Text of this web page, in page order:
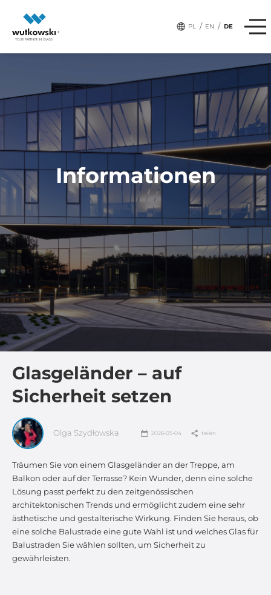
PL / EN / DE
Informationen
Glasgeländer – auf
Sicherheit setzen
Olga Szydłowska 2026-05-04 teilen
Träumen Sie von einem Glasgeländer an der Treppe, am
Balkon oder auf der Terrasse? Kein Wunder, denn eine solche
Lösung passt perfekt zu den zeitgenössischen
architektonischen Trends und ermöglicht zudem eine sehr
ästhetische und gestalterische Wirkung. Finden Sie heraus, ob
eine solche Balustrade eine gute Wahl ist und welches Glas für
Balustraden Sie wählen sollten, um Sicherheit zu
gewährleisten.
# tags: